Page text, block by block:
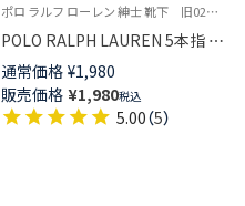
ポロ ラルフ ローレン 紳士 靴下 旧02082578 02082580
POLO RALPH LAUREN 5本指 シ
ョート 綿混 ワンポイント刺繍
メンズ ソックス 日本製
02082500
通常価格 ¥1,980
販売価格 ¥1,980税込
5.00（5）